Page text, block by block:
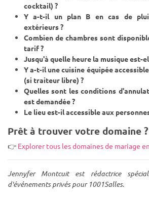
cocktail) ?
Y a-t-il un plan B en cas de
extérieurs ?
Combien de chambres sont
tarif ?
Jusqu'à quelle heure la musique est-
Y a-t-il une cuisine équipée
(si traiteur libre) ?
Quelles sont les conditions
est demandée ?
Le lieu est-il accessible aux
Prêt à trouver votre domaine ?
👉 Explorer tous les domaines de mariage
Jennyfer Montcuit est rédactrice
d'événements privés pour 1001Salles.